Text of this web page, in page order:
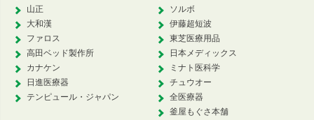
山正
大和漢
ファロス
高田ベッド製作所
カナケン
日進医療器
テンピュール・ジャパン
ソルボ
伊藤超短波
東芝医療用品
日本メディックス
ミナト医科学
チュウオー
全医療器
釜屋もぐさ本舗